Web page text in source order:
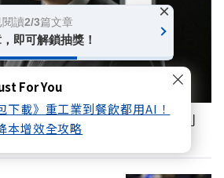
For You
下載》重工業到餐飲都用AI！
本增效全攻略
：除非造成災難性後果，否則
無關緊要
讀2/3篇文章
即可解鎖抽獎！
×